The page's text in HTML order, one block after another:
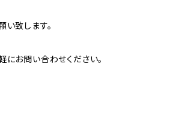
い致します。
にお問い合わせください。